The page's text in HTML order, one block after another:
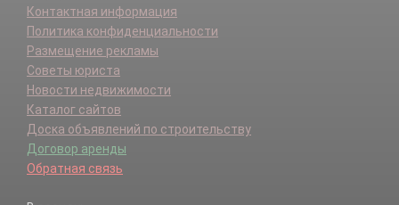
Контактная информация
Политика конфиденциальности
Размещение рекламы
Советы юриста
Новости недвижимости
Каталог сайтов
Доска объявлений по строительству
Договор аренды
Обратная связь